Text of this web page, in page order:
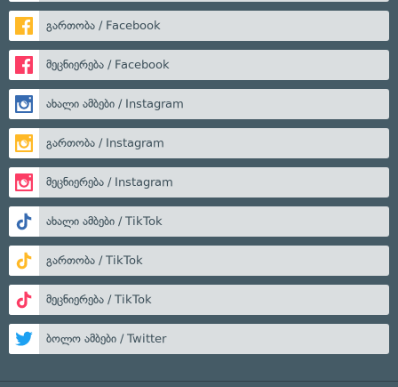
გართობა / Facebook
მეცნიერება / Facebook
ახალი ამბები / Instagram
გართობა / Instagram
მეცნიერება / Instagram
ახალი ამბები / TikTok
გართობა / TikTok
მეცნიერება / TikTok
ბოლო ამბები / Twitter